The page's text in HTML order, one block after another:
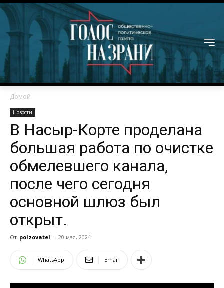
Домой
Новости
В Насыр-Корте проделана
большая работа по очистке
обмелевшего канала,
после чего сегодня
основной шлюз был
открыт.
От polzovatel - 20 мая, 2024
WhatsApp Email